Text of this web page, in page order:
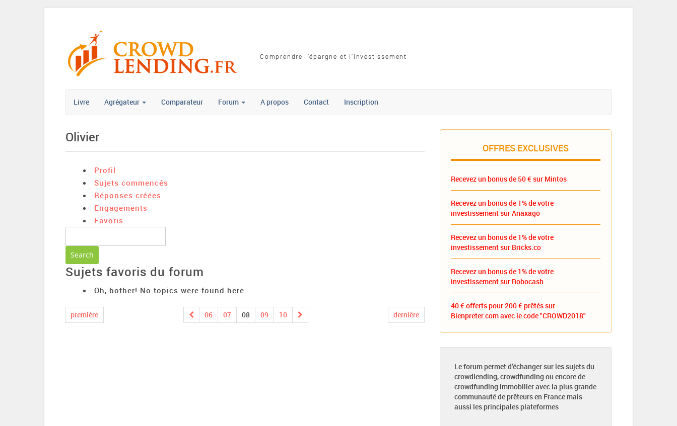
Comprendre l'épargne et l'investissement
Livre Agrégateur Comparateur Forum A propos Contact Inscription
Olivier
Profil
Sujets commencés
Réponses créées
Engagements
Favoris
Sujets favoris du forum
Oh, bother! No topics were found here.
première 06 07 08 09 10 dernière
OFFRES EXCLUSIVES
Recevez un bonus de 50 € sur Mintos
Recevez un bonus de 1% de votre
investissement sur Anaxago
Recevez un bonus de 1% de votre
investissement sur Bricks.co
Recevez un bonus de 1% de votre
investissement sur Robocash
40 € offerts pour 200 € prêtés sur
Bienpreter.com avec le code "CROWD2018"
Le forum permet d’échanger sur les sujets du
crowdlending, crowdfunding ou encore de
crowdfunding immobilier avec la plus grande
communauté de prêteurs en France mais
aussi les principales plateformes